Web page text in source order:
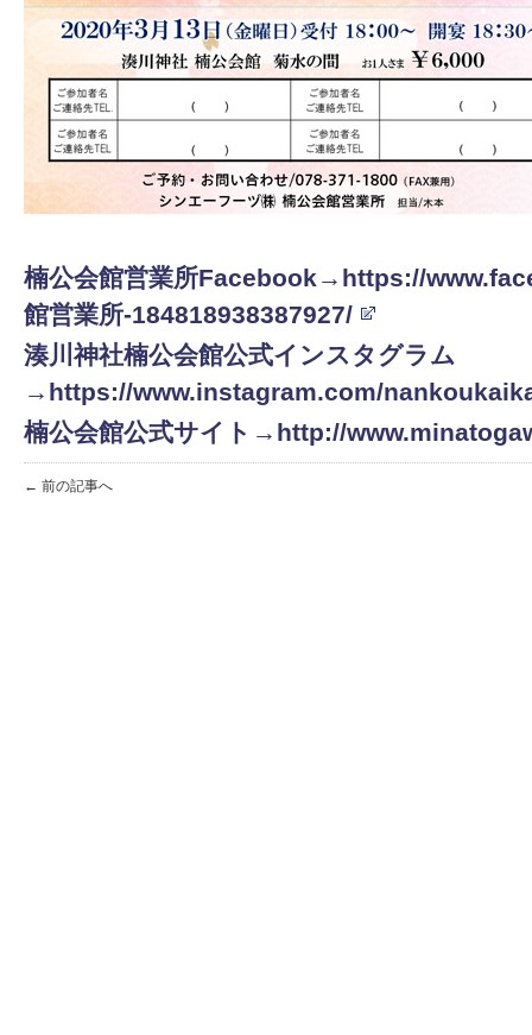
楠公会館営業所Facebook→https://
館営業所-184818938387927/
湊川神社楠公会館公式インスタグラム
→https://www.instagram.com/
楠公会館公式サイト→http://
← 前の記事へ